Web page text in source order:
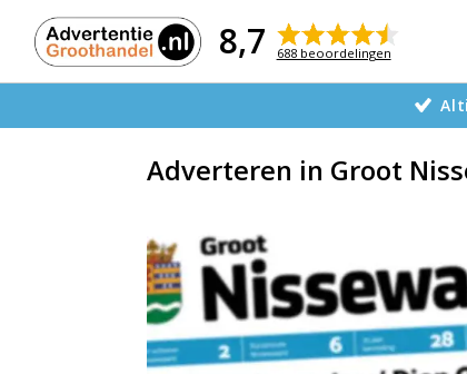
inhoud
8,7 688 beoordelingen
Adverteren in Groot